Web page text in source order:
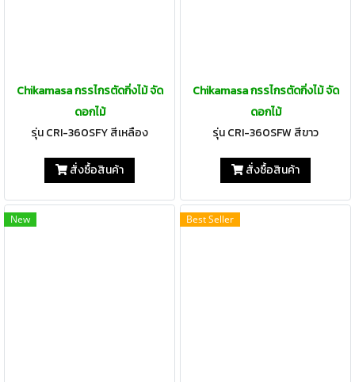
Chikamasa กรรไกรตัดกิ่งไม้ จัด
ดอกไม้
รุ่น CRI-360SFY สีเหลือง
สั่งซื้อสินค้า
Chikamasa กรรไกรตัดกิ่งไม้ จัด
ดอกไม้
รุ่น CRI-360SFW สีขาว
สั่งซื้อสินค้า
New Best Seller